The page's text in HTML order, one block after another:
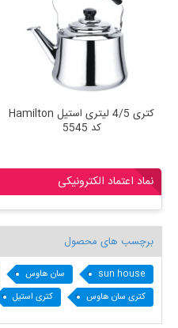
کتری 4/5 لیتری استیل Hamilton
کد 5545
نماد اعتماد الکترونیکی
برچسب های محصول
sun house سان هاوس
کتری سان هاوس
کتری استیل